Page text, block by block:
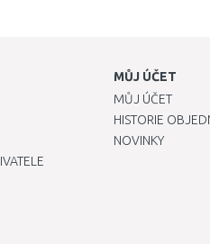
MŮJ ÚČET
MŮJ ÚČET
HISTORIE
NOVINKY